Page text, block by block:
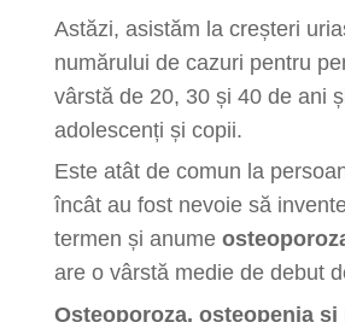
Astăzi, asistăm la creșteri
numărului de cazuri pentru
vârstă de 20, 30 și 40 de ani
adolescenți și copii.
Este atât de comun la
încât au fost nevoie să
termen și anume
are o vârstă medie de debut
Osteoporoza, osteopenia și